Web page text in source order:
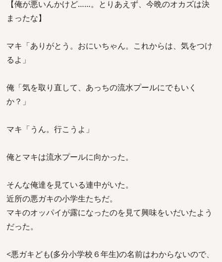
【俺が悪いんかけど……。とりあえず、今晩のオカズは決
まったな】
マキ「ありがとう。おにいちゃん。これからは、気をつけ
るよ」
俺「気を取り直して、あっちの流水プールにでもいく
か？」
マキ「うん。行こうよ」
俺とマキは流水プールに向かった。
そんな俺達を見ている連中がいた。
近所の悪ガキの小学生たちだ。
マキのオッパイが露になったのを見て興味をいだいたよう
だった。
<悪ガキども(多分小学校６年生)の名前はわからないので、